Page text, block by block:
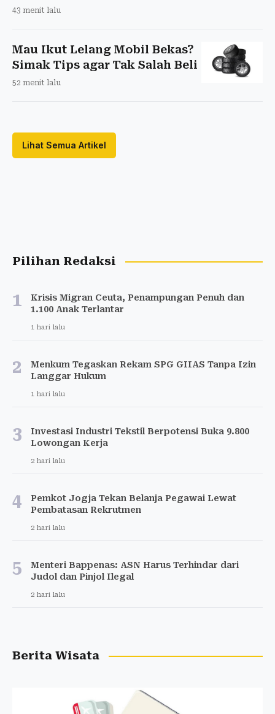
43 menit lalu
Mau Ikut Lelang Mobil Bekas?
Simak Tips agar Tak Salah Beli
52 menit lalu
Lihat Semua Artikel
Pilihan Redaksi
1
Krisis Migran Ceuta, Penampungan Penuh dan
1.100 Anak Terlantar
1 hari lalu
2
Menkum Tegaskan Rekam SPG GIIAS Tanpa Izin
Langgar Hukum
1 hari lalu
3
Investasi Industri Tekstil Berpotensi Buka 9.800
Lowongan Kerja
2 hari lalu
4
Pemkot Jogja Tekan Belanja Pegawai Lewat
Pembatasan Rekrutmen
2 hari lalu
5
Menteri Bappenas: ASN Harus Terhindar dari
Judol dan Pinjol Ilegal
2 hari lalu
Berita Wisata